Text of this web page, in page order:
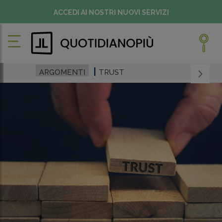
ACCEDI AI NOSTRI NUOVI SERVIZI
ARGOMENTI TRUST